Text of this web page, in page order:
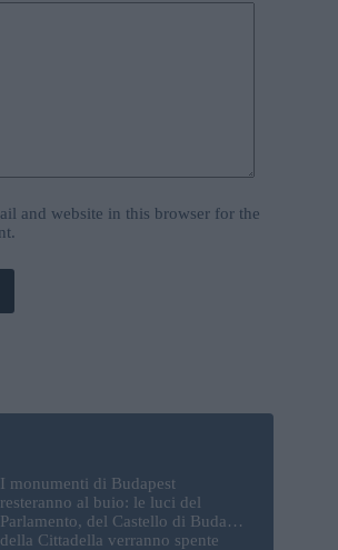
and website in this browser for the
I monumenti di Budapest
resteranno al buio: le luci del
Parlamento, del Castello di Buda e
della Cittadella verranno spente